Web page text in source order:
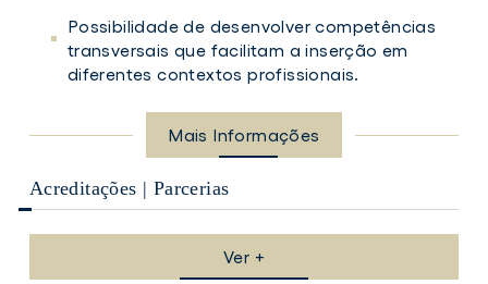
Possibilidade de desenvolver competências
transversais que facilitam a inserção em
diferentes contextos profissionais.
Mais Informações
Acreditações | Parcerias
Ver +